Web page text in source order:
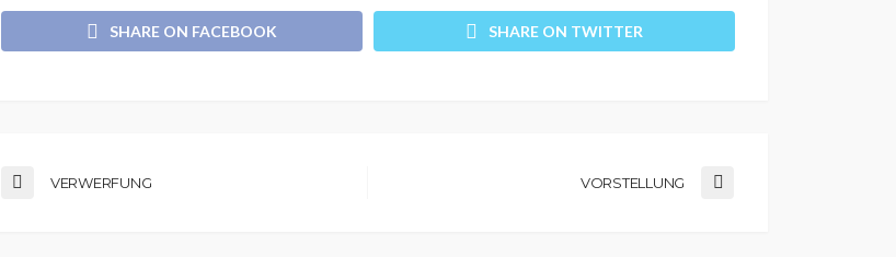
SHARE ON FACEBOOK SHARE ON TWITTER
VERWERFUNG VORSTELLUNG